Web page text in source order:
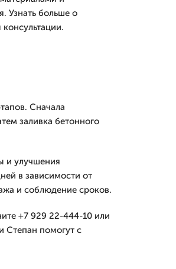
Узнать больше о
Сначала
заливка бетонного
и улучшения
в зависимости от
и соблюдение сроков.
+7 929 22-444-10 или
Степан помогут с